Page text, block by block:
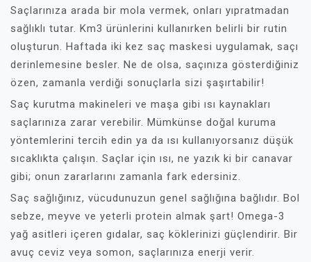
Saçlarınıza arada bir mola vermek, onları yıpratmadan
sağlıklı tutar. Km3 ürünlerini kullanırken belirli bir rutin
oluşturun. Haftada iki kez saç maskesi uygulamak, saçı
derinlemesine besler. Ne de olsa, saçınıza gösterdiğiniz
özen, zamanla verdiği sonuçlarla sizi şaşırtabilir!
Saç kurutma makineleri ve maşa gibi ısı kaynakları
saçlarınıza zarar verebilir. Mümkünse doğal kuruma
yöntemlerini tercih edin ya da ısı kullanıyorsanız düşük
sıcaklıkta çalışın. Saçlar için ısı, ne yazık ki bir canavar
gibi; onun zararlarını zamanla fark edersiniz.
Saç sağlığınız, vücudunuzun genel sağlığına bağlıdır. Bol
sebze, meyve ve yeterli protein almak şart! Omega-3
yağ asitleri içeren gıdalar, saç köklerinizi güçlendirir. Bir
avuç ceviz veya somon, saçlarınıza enerji verir.